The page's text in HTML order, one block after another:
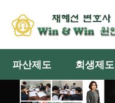
파산제도 회생제도